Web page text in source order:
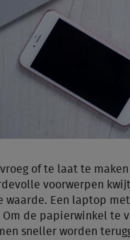
of te laat te
voorwerpen
waarde. Een laptop
Om de papierwinkel te
sneller worden